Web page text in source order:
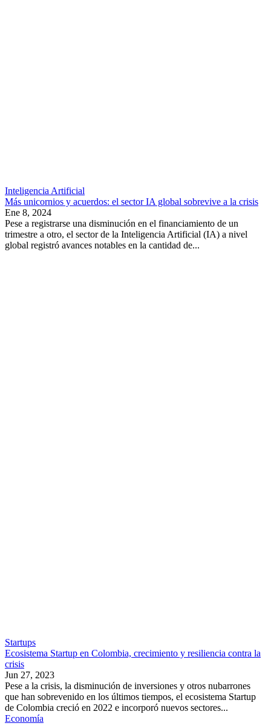
Inteligencia Artificial
Más unicornios y acuerdos: el sector IA global sobrevive a la crisis
Ene 8, 2024
Pese a registrarse una disminución en el financiamiento de un
trimestre a otro, el sector de la Inteligencia Artificial (IA) a nivel
global registró avances notables en la cantidad de...
Startups
Ecosistema Startup en Colombia, crecimiento y resiliencia contra la
crisis
Jun 27, 2023
Pese a la crisis, la disminución de inversiones y otros nubarrones
que han sobrevenido en los últimos tiempos, el ecosistema Startup
de Colombia creció en 2022 e incorporó nuevos sectores...
Economía